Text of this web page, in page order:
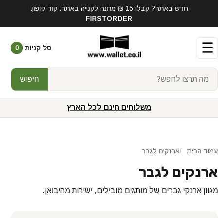
חדש באתר? קבלו 15 ₪ מתנה לקנייה באתר. קוד קופון:
FIRSTORDER
☰
חיפוש
סל קניות 0
משלוחים חינם לכל הארץ
עמוד הבית ארנקים לגבר
ארנקים לגבר
מגוון ארנקי גברים של מותגים מובילים, ישירות מהיבואן.